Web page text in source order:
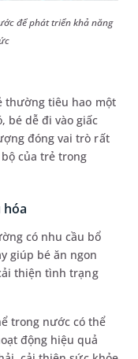
để phát triển khả năng
thường tiêu hao một
bé dễ đi vào giấc
đóng vai trò rất
của trẻ trong
hóa
có nhu cầu bổ
giúp bé ăn ngon
thiện tình trạng
trong nước có thể
động hiệu quả